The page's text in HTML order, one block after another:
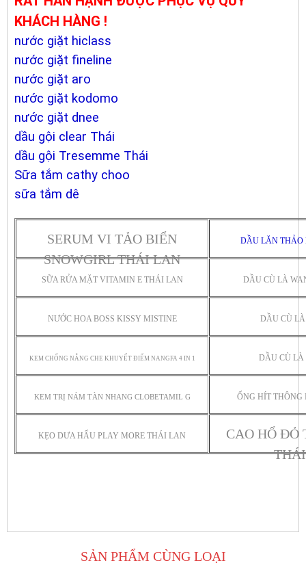
KHÁCH HÀNG !
nước giặt hiclass
nước giặt fineline
nước giặt aro
nước giặt kodomo
nước giặt dnee
dầu gội clear Thái
dầu gội Tresemme Thái
Sữa tắm cathy choo
sữa tắm dê
SERUM VI TẢO BIỂN
SNOWGIRL THÁI LAN
DẦU LĂN THẢO
SỮA RỬA MẶT VITAMIN E THÁI LAN DẦU CÙ LÀ
NƯỚC HOA BOSS KISSY MISTINE DẦU CÙ LÀ
KEM CHỐNG NẮNG CHE KHUYẾT ĐIỂM NANGFA 4 IN 1 DẦU CÙ LÀ
KEM TRỊ NÁM TÀN NHANG CLOBETAMIL G ỐNG HÍT THÔNG
KẸO DƯA HẤU PLAY MORE THÁI LAN
CAO HỔ ĐỎ
SẢN PHẨM CÙNG LOẠI